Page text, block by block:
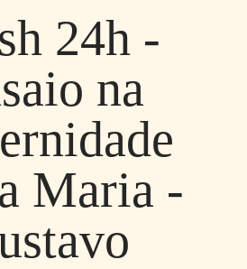
24h -
na
Maria -